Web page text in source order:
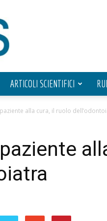
ARTICOLI SCIENTIFICI
alla cura, il ruolo